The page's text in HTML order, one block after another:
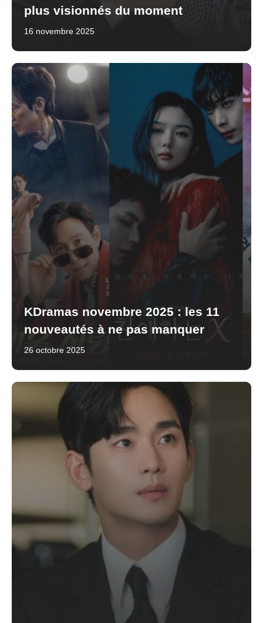
plus visionnés du moment
16 novembre 2025
KDramas novembre 2025 : les 11
nouveautés à ne pas manquer
26 octobre 2025